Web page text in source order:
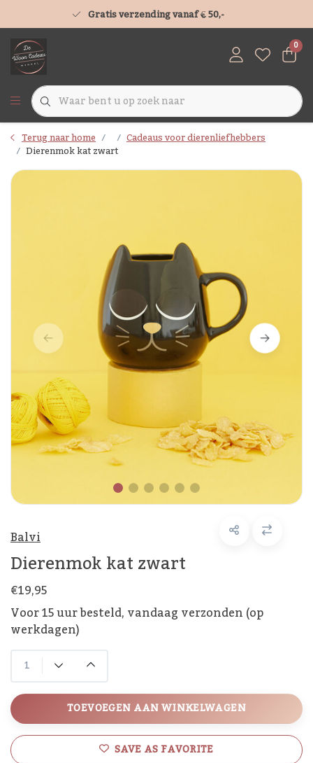
Gratis verzending vanaf € 50,-
0
Terug naar home Cadeaus voor dierenliefhebbers
Dierenmok kat zwart
Balvi
Dierenmok kat zwart
€19,95
Voor 15 uur besteld, vandaag verzonden (op
werkdagen)
TOEVOEGEN AAN WINKELWAGEN
SAVE AS FAVORITE